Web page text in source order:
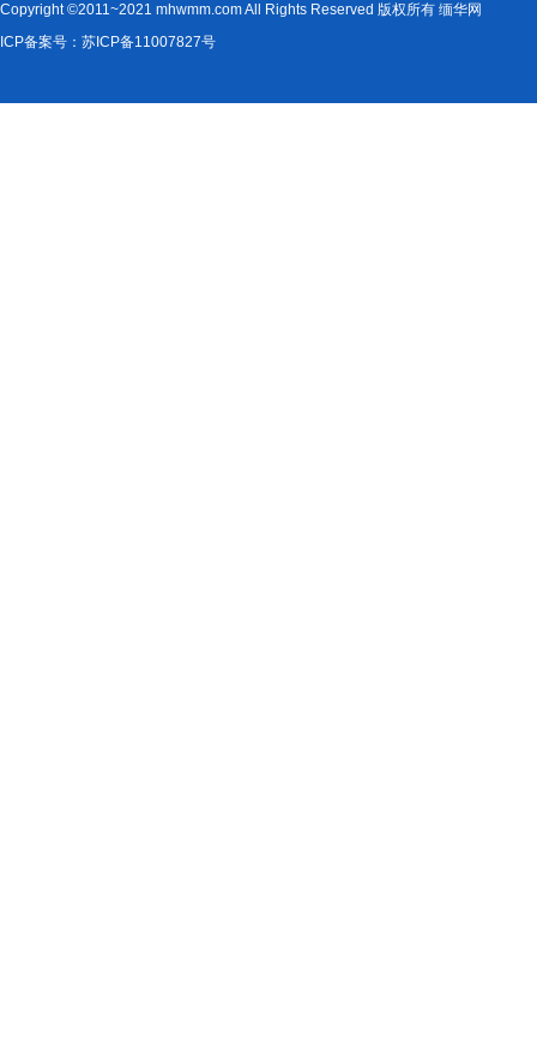
Copyright ©2011~2021 mhwmm.com All Rights Reserved 版权所有 缅华网
ICP备案号：苏ICP备11007827号